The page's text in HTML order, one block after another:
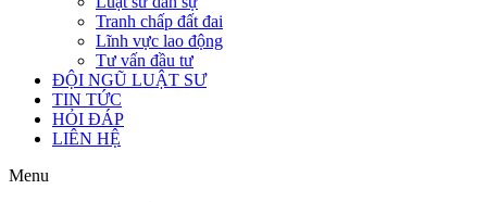
Tranh chấp đất đai
Lĩnh vực lao động
Tư vấn đầu tư
ĐỘI NGŨ LUẬT SƯ
TIN TỨC
HỎI ĐÁP
LIÊN HỆ
Menu